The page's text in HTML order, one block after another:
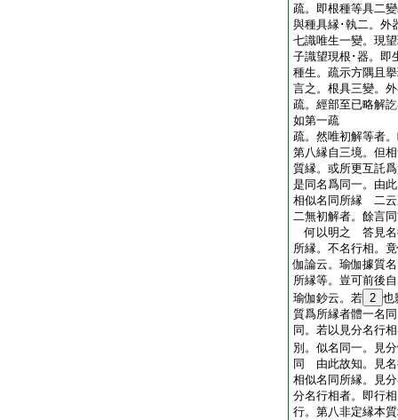
疏。即根種等具二
與種具縁･執二。外
七識唯生一變。現
子識望現根･器。即
種生。疏示方隅且
言之。根具三變。
疏。經部至已略解
如第一疏
疏。然唯初解等者
第八縁自三境。但
質縁。或所更互託
是同名爲同一。由
相似名同所縁 二云
二無初解者。餘言
何以明之 答見名
所縁。不名行相。
伽論云。瑜伽據質
所縁等。豈可前後
瑜伽鈔云。若 2 也
質爲所縁者體一名
同。若以見分名行
別。似名同一。見
同 由此故知。見名
相似名同所縁。見
分名行相者。即行
行。第八非定縁本